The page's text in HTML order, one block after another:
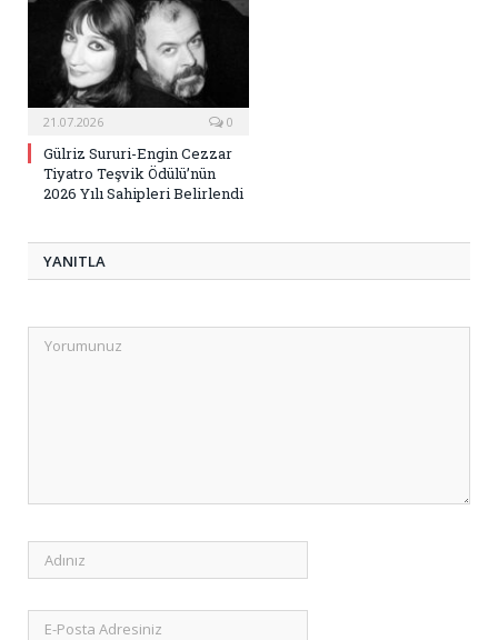
21.07.2026 0
Gülriz Sururi-Engin Cezzar
Tiyatro Teşvik Ödülü’nün
2026 Yılı Sahipleri Belirlendi
YANITLA